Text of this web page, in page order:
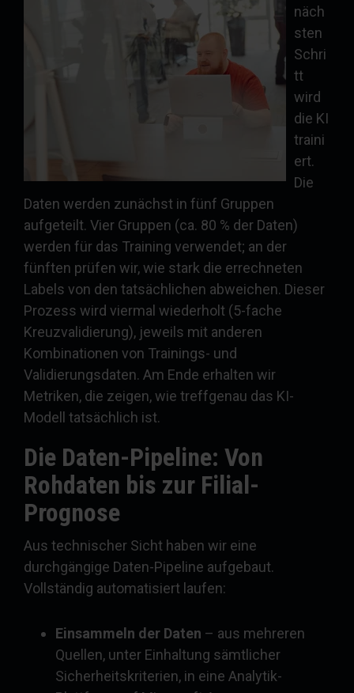
näch
sten
Schri
tt
wird
die KI
traini
ert.
Die
Daten werden zunächst in fünf Gruppen
aufgeteilt. Vier Gruppen (ca. 80 % der Daten)
werden für das Training verwendet; an der
fünften prüfen wir, wie stark die errechneten
Labels von den tatsächlichen abweichen. Dieser
Prozess wird viermal wiederholt (5-fache
Kreuzvalidierung), jeweils mit anderen
Kombinationen von Trainings- und
Validierungsdaten. Am Ende erhalten wir
Metriken, die zeigen, wie treffgenau das KI-
Modell tatsächlich ist.
Die Daten-Pipeline: Von
Rohdaten bis zur Filial-
Prognose
Aus technischer Sicht haben wir eine
durchgängige Daten-Pipeline aufgebaut.
Vollständig automatisiert laufen:
Einsammeln der Daten – aus mehreren
Quellen, unter Einhaltung sämtlicher
Sicherheitskriterien, in eine Analytik-